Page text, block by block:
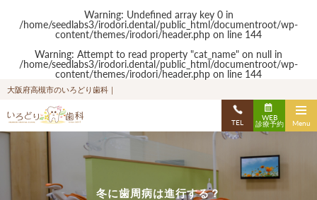
Warning: Undefined array key 0 in
/home/seedlabs3/irodori.dental/public_html/documentroot/wp-
content/themes/irodori/header.php on line 144
Warning: Attempt to read property "cat_name" on null in
/home/seedlabs3/irodori.dental/public_html/documentroot/wp-
content/themes/irodori/header.php on line 144
大阪府高槻市のいろどり歯科｜
TEL
WEB
診療予約 Menu
冬に歯周病は進行する？